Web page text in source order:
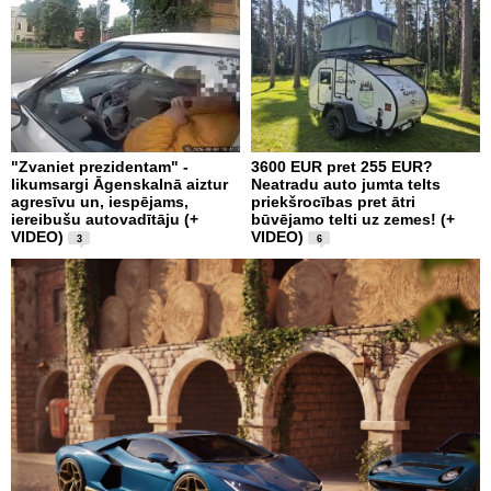
"Zvaniet prezidentam" -
likumsargi Āgenskalnā aiztur
agresīvu un, iespējams,
iereibušu autovadītāju (+
VIDEO)
3
3600 EUR pret 255 EUR?
Neatradu auto jumta telts
priekšrocības pret ātri
būvējamo telti uz zemes! (+
VIDEO)
6